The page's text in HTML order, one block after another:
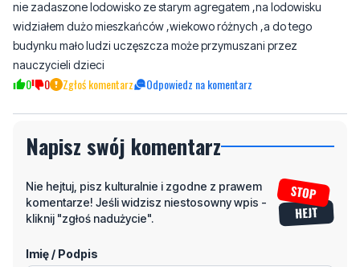
nie zadaszone lodowisko ze starym agregatem ,na lodowisku
widziałem dużo mieszkańców ,wiekowo różnych ,a do tego
budynku mało ludzi uczęszcza może przymuszani przez
nauczycieli dzieci
0 0 Zgłoś komentarz Odpowiedz na komentarz
Napisz swój komentarz
Nie hejtuj, pisz kulturalnie i zgodne z prawem
komentarze! Jeśli widzisz niestosowny wpis -
kliknij "zgłoś nadużycie".
Imię / Podpis